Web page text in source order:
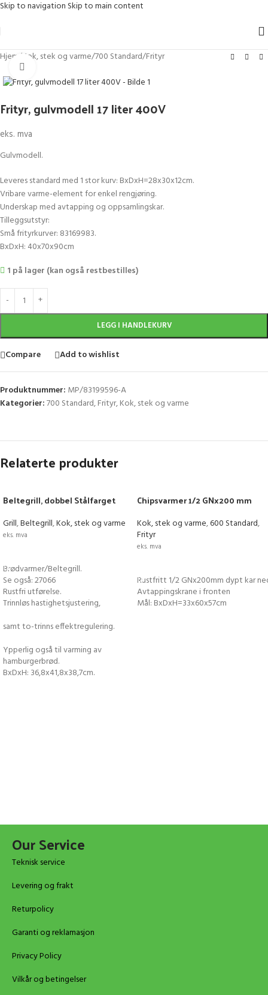
Skip to navigation Skip to main content
Hjem / Kok, stek og varme/700 Standard/Frityr
Frityr, gulvmodell 17 liter 400V
eks. mva
Gulvmodell.
Leveres standard med 1 stor kurv: BxDxH=28x30x12cm.
Vribare varme-element for enkel rengjøring.
Underskap med avtapping og oppsamlingskar.
Tilleggsutstyr:
Små frityrkurver: 83169983.
BxDxH: 40x70x90cm
1 på lager (kan også restbestilles)
LEGG I HANDLEKURV
Compare Add to wishlist
Produktnummer: MP/83199596-A
Kategorier:700 Standard,Frityr,Kok, stek og varme
Relaterte produkter
Beltegrill, dobbel Stålfarget
Grill,Beltegrill,Kok, stek og varme
eks. mva
Brødvarmer/Beltegrill.
Se også: 27066
Rustfri utførelse.
Trinnløs hastighetsjustering,
samt to-trinns effektregulering.
Ypperlig også til varming av
hamburgerbrød.
BxDxH: 36,8x41,8x38,7cm.
Chipsvarmer 1/2 GNx200 mm
Kok, stek og varme,600 Standard,
Frityr
eks. mva
Rustfritt 1/2 GNx200mm dypt kar
Avtappingskrane i fronten
Mål: BxDxH=33x60x57cm
Our Service
Teknisk service
Levering og frakt
Returpolicy
Garanti og reklamasjon
Privacy Policy
Vilkår og betingelser